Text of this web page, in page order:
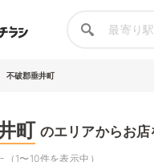
不破郡垂井町
町 のエリアからお店
1〜10件を表示中）